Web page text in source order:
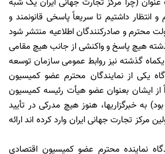
انتظار داشتیم تا سریعاً پاسخی قانونمند و
محترم و صادرکنندگان اطلاعیه منتشر شود
هیچ پاسخ و واکنشی از جانب هیچ مقامی
گذشته نیز روابط عمومی سازمان توسعه
یکی از نمایندگان محترم عضو کمیسیون
ایشان بعنوان عضو هیأت رئیسه کمیسیون
به خبرگزاریها، هنوز هیچ مدرکی در تأیید
مرکز تجارت جهانی ایران وارد کرده اند ارائه
نماینده محترم عضو کمیسیون اقتصادی